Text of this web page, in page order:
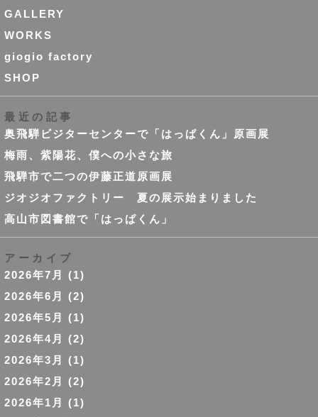
GALLERY
WORKS
giogio factory
SHOP
最近の記事
奥飛騨ビジターセンターで「はっぱくん」原画展
梅雨、紫陽花、僕への小さな旅
飛騨市で二つの伊藤正道原画展
ジオジオファクトリー 夏の展示始まりました
高山市図書館で「はっぱくん」
アーカイブ
2026年7月
(1)
2026年6月
(2)
2026年5月
(1)
2026年4月
(2)
2026年3月
(1)
2026年2月
(2)
2026年1月
(1)